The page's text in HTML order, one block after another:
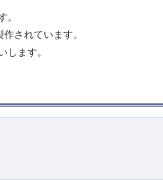
されています。
ます。